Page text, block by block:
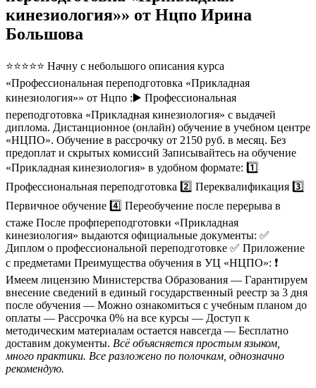
кинезиология»» от Нцпо Ирина
Большова
⭐⭐⭐⭐⭐ Начну с небольшого описания курса
«Профессиональная переподготовка «Прикладная
кинезиология»» от Нцпо :▶️ Профессиональная
переподготовка «Прикладная кинезиология» с выдачей
диплома. Дистанционное (онлайн) обучение в учебном центре
«НЦПО». Обучение в рассрочку от 2150 руб. в месяц. Без
предоплат и скрытых комиссий Записывайтесь на обучение
«Прикладная кинезиология» в удобном формате: 1️⃣
Профессиональная переподготовка 2️⃣ Переквалификация 3️⃣
Первичное обучение 4️⃣ Переобучение после перерыва в
стаже После профпереподготовки «Прикладная
кинезиология» выдаются официальные документы: ✅
Диплом о профессиональной переподготовке ✅ Приложение
с предметами Преимущества обучения в УЦ «НЦПО»: ❗️
Имеем лицензию Министерства Образования — Гарантируем
внесение сведений в единый государственный реестр за 3 дня
после обучения — Можно ознакомиться с учебным планом до
оплаты — Рассрочка 0% на все курсы — Доступ к
методическим материалам остается навсегда — Бесплатно
доставим документы. Всё объясняется простым языком,
много практики. Все разложено по полочкам, однозначно
рекомендую.